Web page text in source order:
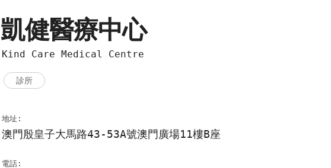
凱健醫療中心
Kind Care Medical Centre
診所
地址:
澳門殷皇子大馬路43-53A號澳門廣場11樓B座
電話: